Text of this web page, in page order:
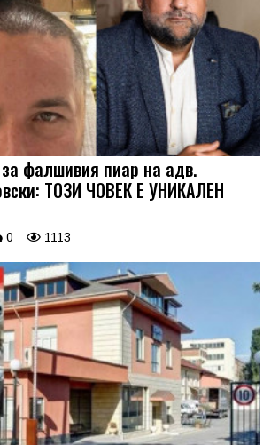
фалшивия пиар на адв.
ТОЗИ ЧОВЕК Е УНИКАЛЕН
0 1113